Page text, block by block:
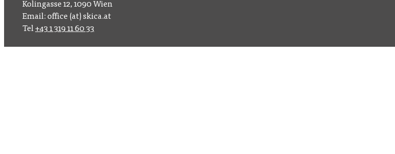
Kolingasse 12, 1090 Wien
Email: office (at) skica.at
Tel+43 1 319 11 60 33